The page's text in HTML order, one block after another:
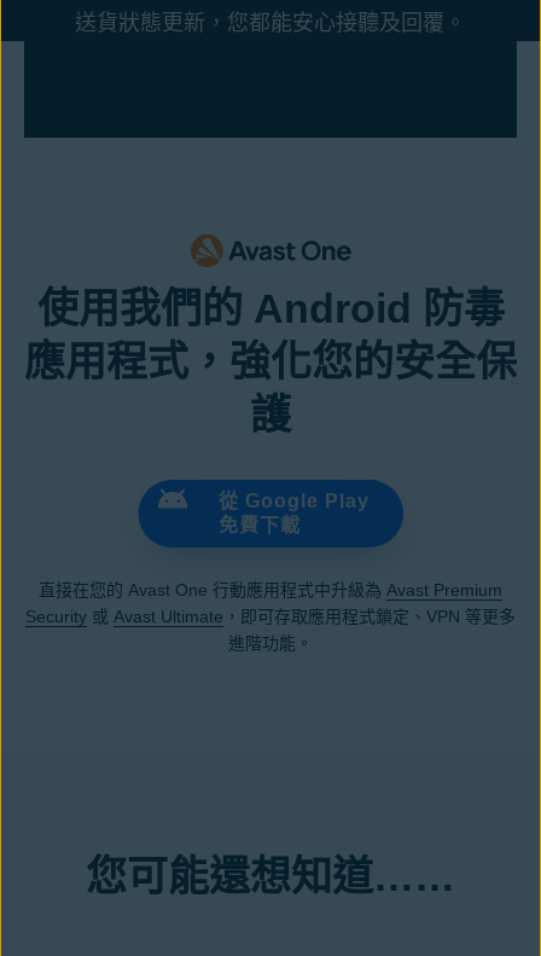
送貨狀態更新，您都能安心接聽及回覆。
使用我們的 Android 防毒
應用程式，強化您的安全保
護
從 Google Play
免費下載
直接在您的 Avast One 行動應用程式中升級為 Avast Premium
Security 或 Avast Ultimate ，即可存取應用程式鎖定、VPN 等更多
進階功能。
您可能還想知道……